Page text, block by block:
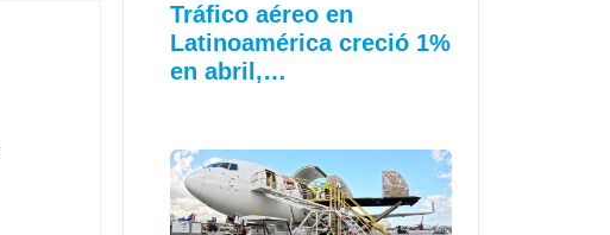
Tráfico aéreo en
Latinoamérica creció 1%
en abril,…